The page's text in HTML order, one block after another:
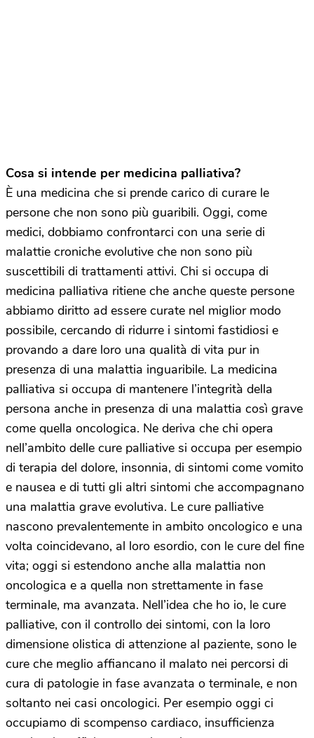
Cosa si intende per medicina palliativa?
È una medicina che si prende carico di curare le
persone che non sono più guaribili. Oggi, come
medici, dobbiamo confrontarci con una serie di
malattie croniche evolutive che non sono più
suscettibili di trattamenti attivi. Chi si occupa di
medicina palliativa ritiene che anche queste persone
abbiamo diritto ad essere curate nel miglior modo
possibile, cercando di ridurre i sintomi fastidiosi e
provando a dare loro una qualità di vita pur in
presenza di una malattia inguaribile. La medicina
palliativa si occupa di mantenere l’integrità della
persona anche in presenza di una malattia così grave
come quella oncologica. Ne deriva che chi opera
nell’ambito delle cure palliative si occupa per esempio
di terapia del dolore, insonnia, di sintomi come vomito
e nausea e di tutti gli altri sintomi che accompagnano
una malattia grave evolutiva. Le cure palliative
nascono prevalentemente in ambito oncologico e una
volta coincidevano, al loro esordio, con le cure del fine
vita; oggi si estendono anche alla malattia non
oncologica e a quella non strettamente in fase
terminale, ma avanzata. Nell’idea che ho io, le cure
palliative, con il controllo dei sintomi, con la loro
dimensione olistica di attenzione al paziente, sono le
cure che meglio affiancano il malato nei percorsi di
cura di patologie in fase avanzata o terminale, e non
soltanto nei casi oncologici. Per esempio oggi ci
occupiamo di scompenso cardiaco, insufficienza